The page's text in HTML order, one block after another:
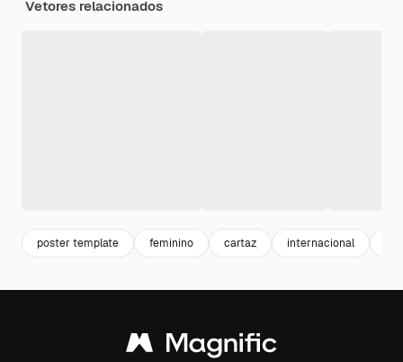
Vetores relacionados
poster template feminino cartaz internacional